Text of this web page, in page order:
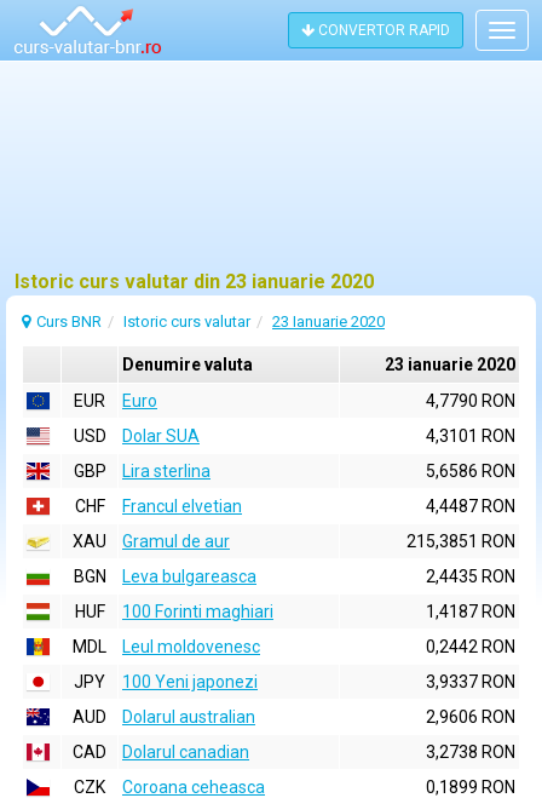
CONVERTOR RAPID
Istoric curs valutar din 23 ianuarie 2020
Curs BNR Istoric curs valutar 23 Ianuarie 2020
Denumire valuta
23 ianuarie 2020
EUR
Euro
4,7790 RON
USD
Dolar SUA
4,3101 RON
GBP
Lira sterlina
5,6586 RON
CHF
Francul elvetian
4,4487 RON
XAU
Gramul de aur
215,3851 RON
BGN
Leva bulgareasca
2,4435 RON
HUF
100 Forinti maghiari
1,4187 RON
MDL
Leul moldovenesc
0,2442 RON
JPY
100 Yeni japonezi
3,9337 RON
AUD
Dolarul australian
2,9606 RON
CAD
Dolarul canadian
3,2738 RON
CZK
Coroana ceheasca
0,1899 RON